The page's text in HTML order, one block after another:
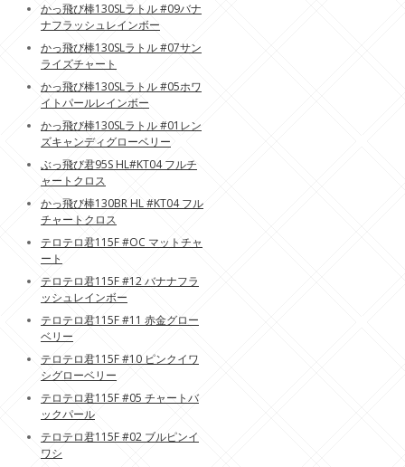
かっ飛び棒130SLラトル #09バナ
ナフラッシュレインボー
かっ飛び棒130SLラトル #07サン
ライズチャート
かっ飛び棒130SLラトル #05ホワ
イトパールレインボー
かっ飛び棒130SLラトル #01レン
ズキャンディグローベリー
ぶっ飛び君95S HL#KT04 フルチ
ャートクロス
かっ飛び棒130BR HL #KT04 フル
チャートクロス
テロテロ君115F #OC マットチャ
ート
テロテロ君115F #12 バナナフラ
ッシュレインボー
テロテロ君115F #11 赤金グロー
ベリー
テロテロ君115F #10 ピンクイワ
シグローベリー
テロテロ君115F #05 チャートバ
ックパール
テロテロ君115F #02 ブルピンイ
ワシ